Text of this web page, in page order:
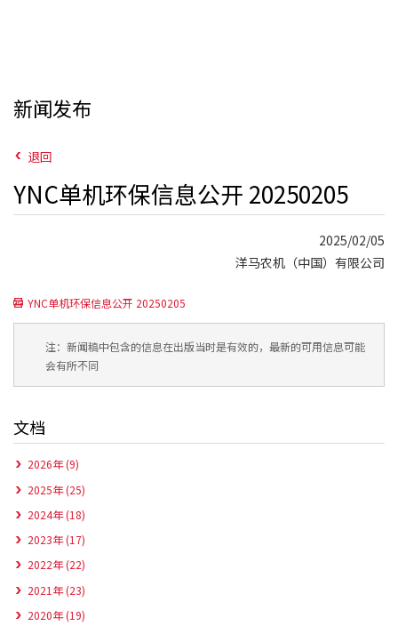
新闻发布
退回
YNC单机环保信息公开 20250205
2025/02/05
洋马农机（中国）有限公司
YNC单机环保信息公开 20250205
注：新闻稿中包含的信息在出版当时是有效的，最新的可用信息可能
会有所不同
文档
2026年 (9)
2025年 (25)
2024年 (18)
2023年 (17)
2022年 (22)
2021年 (23)
2020年 (19)